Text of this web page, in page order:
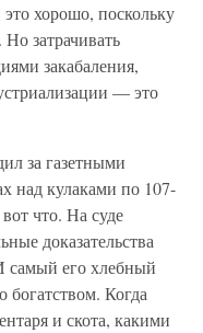
хорошо, поскольку
затрачивать
закабаления,
— это
за газетными
над кулаками по 107-
что. На суде
доказательства
самый его хлебный
богатством. Когда
и скота, какими